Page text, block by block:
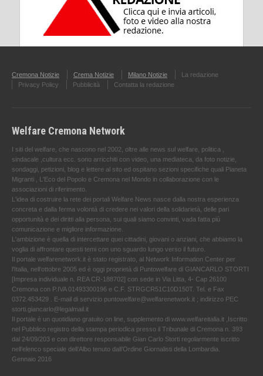
Cremona Notizie Crema Notizie Milano Notizie
La redazione
Privacy Policy
Pubblicità Contatta la redazione
Welfare Cremona Network
I siti del welfare, che nascono nel 2002, oltre alle news sul welfare, politica ,
sindacale ,cultura ecc. sono arricchiti con video, una mediateca, da foto notizie,
sondaggi, petizioni, blog e lettere al sito ed ospitano sezioni specifiche quali Pianeta
Migranti , L'Eco del Popolo e Cremona nel Mondo in collaborazione con le
associazioni di riferimento.
L'idea di costruire la rete dei portali Welfare News nasce dalla nostra esperienza
concreta e dalla ferma volontà di credere nei valori della solidarietà, delle pari
opportunità e dei diritti alla persona, sui quali siamo convinti, vada fatta più
comunicazione e migliore informazione.
L'ambizione è quella di intercettare quei cittadini, giovani o anziani, che abbiamo la
voglia di affrontare questi temi con uno sguardo lungo verso il futuro.
Il portale welfarenetwork.it è stato registrato, al Network Information Center per
l'Italia, nell’ottobre 2005 ed è oggi proprietà di Puntowelfare di GIANCARLO STORTI
[Impresa individuale n. REA CR-188702] con sede in Via Litta, 4- Cap 26100
Cremona con P.IVA 01493300196 e C.F. STRGCR51C10D150T. Tel. e Fax
0372.453429 . E-mail di servizio puntowelfare@welfarenetwork.it ; indirizzo PEC
storti.giancarlo@legalmail.it
Il portale è un quotidiano gratuito on line, supplemento di www.welfareitalia.it ,Iscritto
nel Pubblico registro della stampa periodica presso il Tribunale di Cremona n. 393
dal 24/09/203 e con direttore responsabile Gian Carlo Storti regolarmente iscritto
nell’elenco speciale dell’Albo tenuto dall’Ordine Giornalisti della Lombardia.
Gennaio 2016